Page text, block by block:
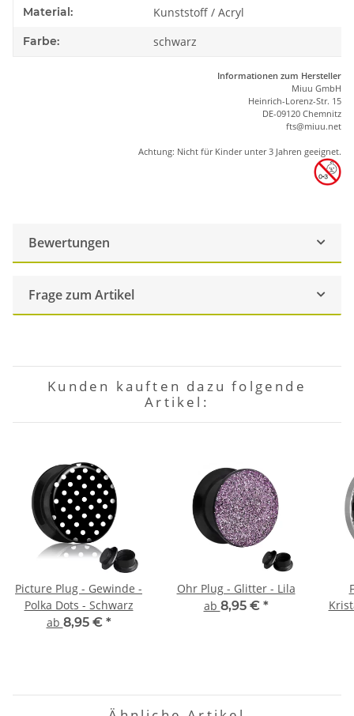
Material: Kunststoff / Acryl
Farbe: schwarz
Informationen zum Hersteller
Miuu GmbH
Heinrich-Lorenz-Str. 15
DE-09120 Chemnitz
fts@miuu.net
Achtung: Nicht für Kinder unter 3 Jahren geeignet.
Bewertungen
Frage zum Artikel
Kunden kauften dazu folgende
Artikel:
Picture Plug - Gewinde -
Polka Dots - Schwarz
ab 8,95 € *
Ohr Plug - Glitter - Lila
ab 8,95 € *